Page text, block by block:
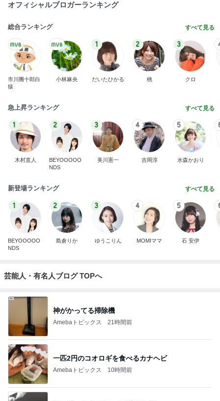
オフィシャルブロガーランキング
総合ランキング すべて見る
市川團十郎白
猿
小林麻央
1
だいたひかる
2
桃
3
クロ
急上昇ランキング すべて見る
1
木村直人
2
BEYOOOOO
NDS
3
美川憲一
4
吉岡淳
5
水森かおり
新登場ランキング すべて見る
1
BEYOOOOO
NDS
2
島倉りか
3
ゆうこりん
4
MOMIママ
5
石 安伊
芸能人・有名人ブログ TOPへ
神がかってる掃除機
Amebaトピックス 21時間前
一匹2円のコオロギを食べるカナヘビ
Amebaトピックス 10時間前